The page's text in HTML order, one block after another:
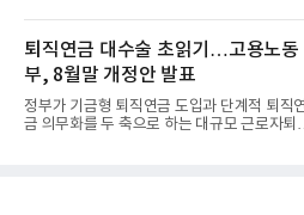
퇴직연금 대수술 초읽기…고용노동
부, 8월말 개정안 발표
정부가 기금형 퇴직연금 도입과 단계적 퇴직
금 의무화를 두 축으로 하는 대규모 근로자퇴